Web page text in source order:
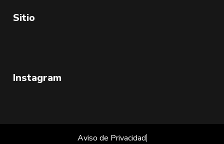
Sitio
Instagram
Aviso de Privacidad